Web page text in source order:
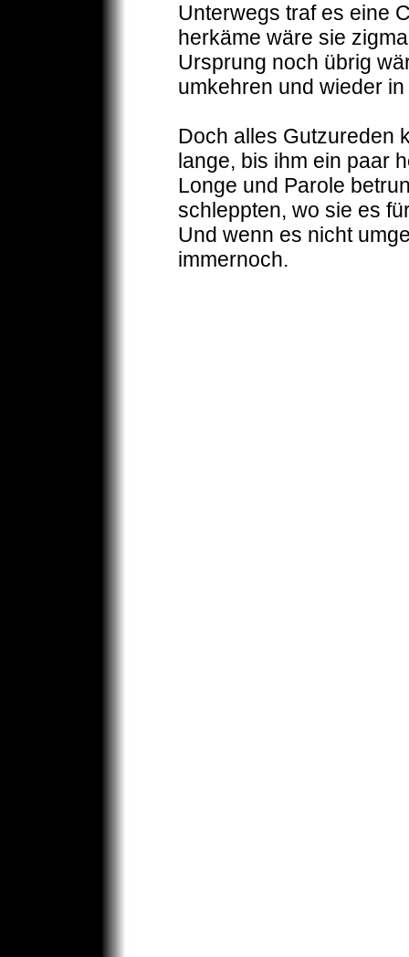
Unterwegs traf es eine
herkäme wäre sie
Ursprung noch übrig
umkehren und wieder
Doch alles Gutzureden
lange, bis ihm ein paar
Longe und Parole
schleppten, wo sie es
Und wenn es nicht
immernoch.